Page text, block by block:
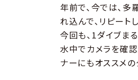
年前で、今では、
れ込んで、リピート
今回も、1ダイブま
水中でカメラを確
ナーにもオススメの